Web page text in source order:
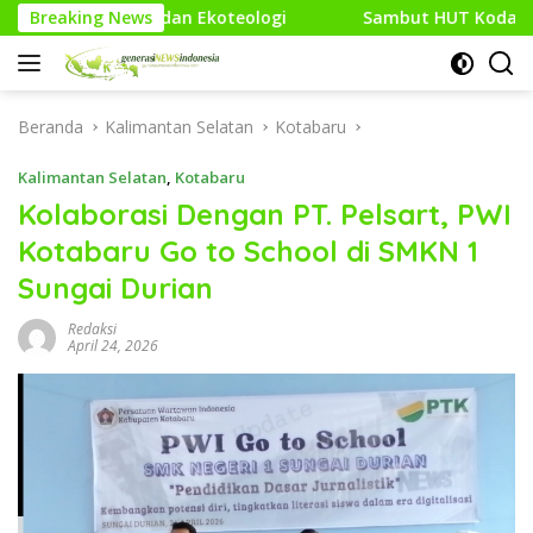
Langsung
ke
konten
Breaking NewsSambut HUT Kodam XXI/Raden Intan, Kodim
Beranda Kalimantan Selatan Kotabaru
Kalimantan Selatan, Kotabaru
Kolaborasi Dengan PT. Pelsart, PWI
Kotabaru Go to School di SMKN 1
Sungai Durian
Redaksi
April 24, 2026